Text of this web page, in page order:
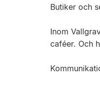
Butiker och
Inom
caféer. Och